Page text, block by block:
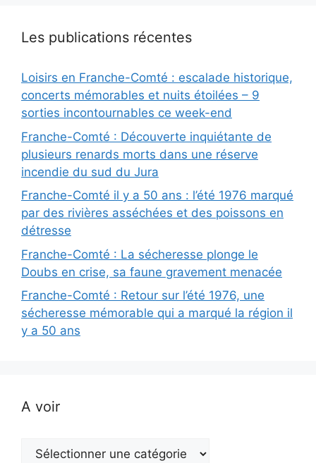
Les publications récentes
Loisirs en Franche-Comté : escalade historique,
concerts mémorables et nuits étoilées – 9
sorties incontournables ce week-end
Franche-Comté : Découverte inquiétante de
plusieurs renards morts dans une réserve
incendie du sud du Jura
Franche-Comté il y a 50 ans : l’été 1976 marqué
par des rivières asséchées et des poissons en
détresse
Franche-Comté : La sécheresse plonge le
Doubs en crise, sa faune gravement menacée
Franche-Comté : Retour sur l’été 1976, une
sécheresse mémorable qui a marqué la région il
y a 50 ans
A voir